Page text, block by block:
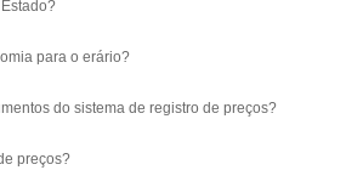
para o erário?
do sistema de registro de preços?
preços?